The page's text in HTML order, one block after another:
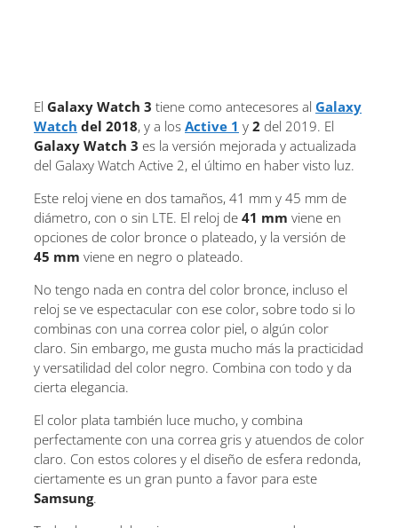
El Galaxy Watch 3 tiene como antecesores al Galaxy
Watch del 2018, y a los Active 1 y 2 del 2019. El
Galaxy Watch 3 es la versión mejorada y actualizada
del Galaxy Watch Active 2, el último en haber visto luz.
Este reloj viene en dos tamaños, 41 mm y 45 mm de
diámetro, con o sin LTE. El reloj de 41 mm viene en
opciones de color bronce o plateado, y la versión de
45 mm viene en negro o plateado.
No tengo nada en contra del color bronce, incluso el
reloj se ve espectacular con ese color, sobre todo si lo
combinas con una correa color piel, o algún color
claro. Sin embargo, me gusta mucho más la practicidad
y versatilidad del color negro. Combina con todo y da
cierta elegancia.
El color plata también luce mucho, y combina
perfectamente con una correa gris y atuendos de color
claro. Con estos colores y el diseño de esfera redonda,
ciertamente es un gran punto a favor para este
Samsung.